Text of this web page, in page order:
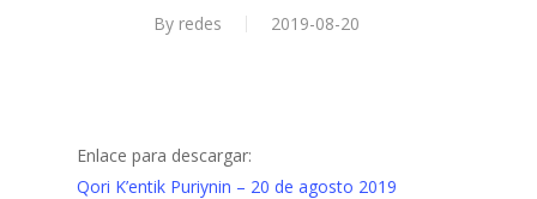
By redes 2019-08-20
Enlace para descargar:
Qori K’entik Puriynin – 20 de agosto 2019